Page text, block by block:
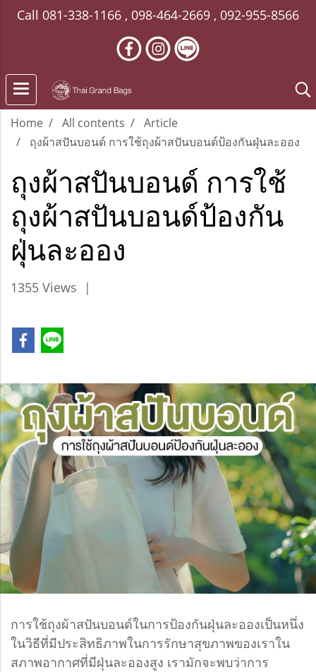
Call 081-338-1166 , 098-464-2669 , 092-955-8566
Home All contents
Article
ถุงผ้าสปันบอนด์ การใช้ถุงผ้าสปันบอนด์ป้องกันฝุ่นละออง
ถุงผ้าสปันบอนด์ การใช้
ถุงผ้าสปันบอนด์ป้องกัน
ฝุ่นละออง
1355 Views |
การใช้ถุงผ้าสปันบอนด์ในการป้องกันฝุ่นละอองเป็นหนึ่ง
ในวิธีที่มีประสิทธิภาพในการรักษาสุขภาพของเราใน
สภาพอากาศที่มีฝุ่นละอองสูง เรามักจะพบว่าการ